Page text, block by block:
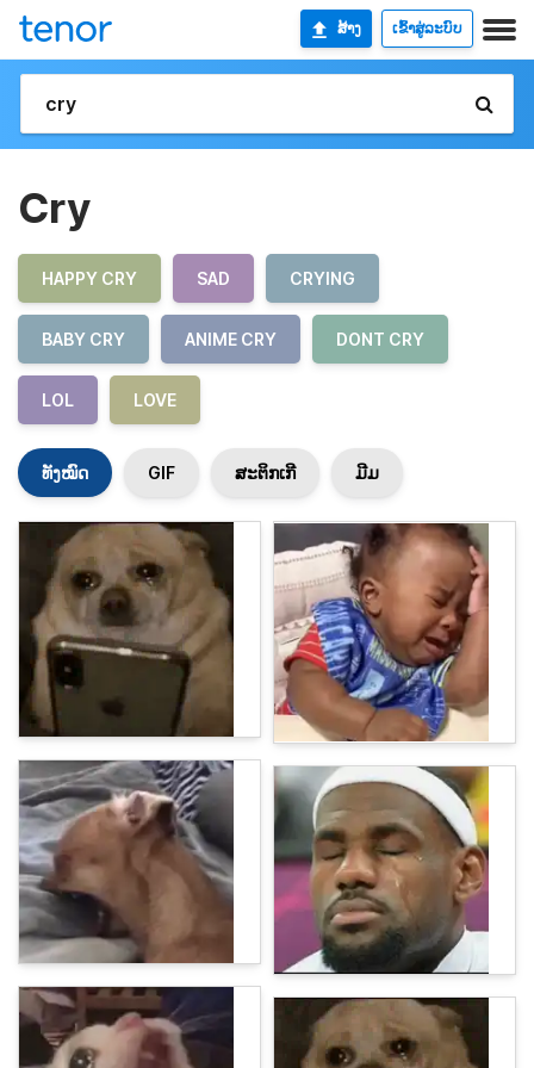
ສ້າງ ເຂົ້າສູ່ລະບົບ
Cry
HAPPY CRY SAD CRYING
BABY CRY ANIME CRY DONT CRY
LOL LOVE
ທັງໝົດ GIF ສະຕິກເກີ ມີມ